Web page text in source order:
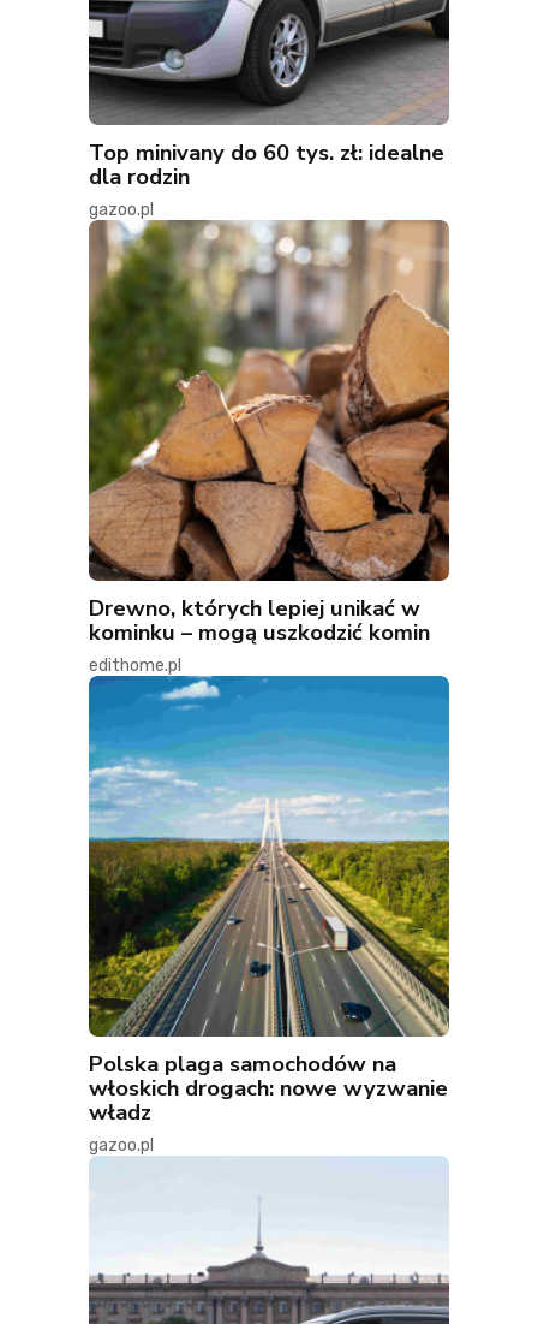
Top minivany do 60 tys. zł: idealne
dla rodzin
gazoo.pl
Drewno, których lepiej unikać w
kominku – mogą uszkodzić komin
edithome.pl
Polska plaga samochodów na
włoskich drogach: nowe wyzwanie
władz
gazoo.pl